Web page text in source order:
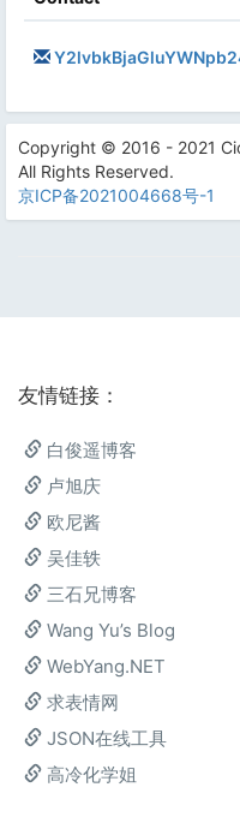
Copyright © 2016 - 2021
All Rights Reserved.
京ICP备2021004668号-1
友情链接：
白俊遥博客
卢旭庆
欧尼酱
吴佳轶
三石兄博客
Wang Yu’s Blog
WebYang.NET
求表情网
JSON在线工具
高冷化学姐